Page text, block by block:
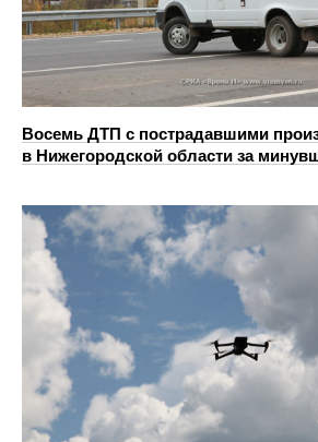
Восемь ДТП с пострадавшими
в Нижегородской области за